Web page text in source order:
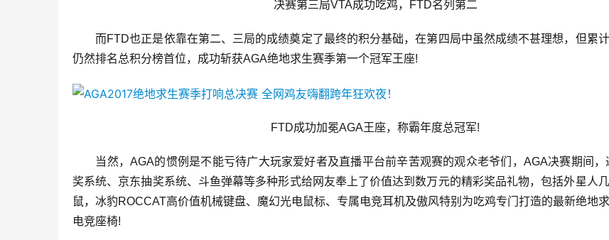
决赛第三局VTA成功吃鸡，FTD名列第二
而FTD也正是依靠在第二、三局的成绩奠定了最终的积分基础，在第四局中虽然成绩不甚理想，但累
仍然排名总积分榜首位，成功斩获AGA绝地求生赛季第一个冠军王座!
FTD成功加冕AGA王座，称霸年度总冠军!
当然，AGA的惯例是不能亏待广大玩家爱好者及直播平台前辛苦观赛的观众老爷们，AGA决赛期间，
奖系统、京东抽奖系统、斗鱼弹幕等多种形式给网友奉上了价值达到数万元的精彩奖品礼物，包括外星人
鼠，冰豹ROCCAT高价值机械键盘、魔幻光电鼠标、专属电竞耳机及傲风特别为吃鸡专门打造的最新绝地
电竞座椅!